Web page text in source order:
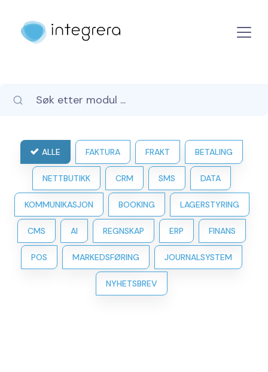
ALLE FAKTURA FRAKT BETALING
NETTBUTIKK CRM SMS DATA
KOMMUNIKASJON BOOKING LAGERSTYRING
CMS AI REGNSKAP ERP FINANS
POS MARKEDSFØRING JOURNALSYSTEM
NYHETSBREV